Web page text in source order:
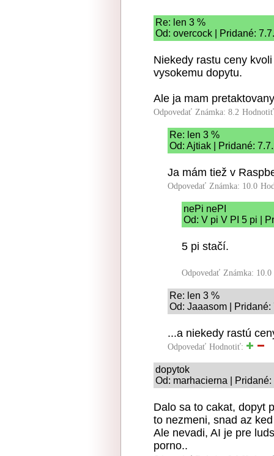
Re: len 3 %
Od: overcock | Pridané:
Niekedy rastu ceny
vysokemu dopytu.
Ale ja mam
Odpovedať Známka: 8.2
Re: len 3 %
Od: Ajtiak | Pridané:
Ja mám tiež v
Odpovedať Známka: 10.0
nePi nePI
Od: V pi V PI 5 pi |
5 pi stačí.
Odpovedať Známka: 10.0
Re: len 3 %
Od: Jaaasom |
...a niekedy rastú
Odpovedať Hodnotiť:
dopytok
Od: marhacierna |
Dalo sa to cakat, dopyt
to nezmeni, snad az
Ale nevadi, AI je pre
porno..